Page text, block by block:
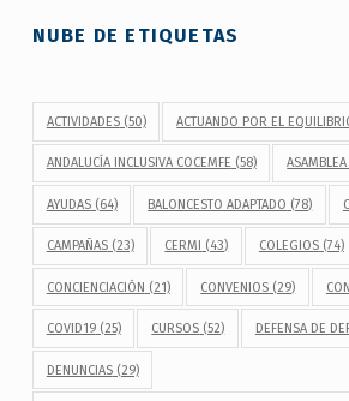
NUBE DE ETIQUETAS
ACTIVIDADES(50) ACTUANDO POR EL
ANDALUCÍA INCLUSIVA COCEMFE (58)
AYUDAS(64) BALONCESTO ADAPTADO (78)
CAMPAÑAS(23) CERMI (43) COLEGIOS(74)
CONCIENCIACIÓN (21) CONVENIOS (29)
COVID19(25) CURSOS (52) DEFENSA DE
DENUNCIAS(29)